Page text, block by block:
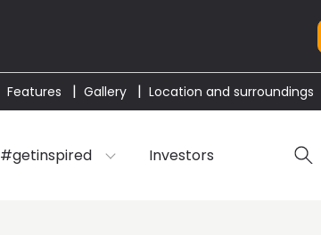
Features Gallery Location and surroundings
#getinspired Investors